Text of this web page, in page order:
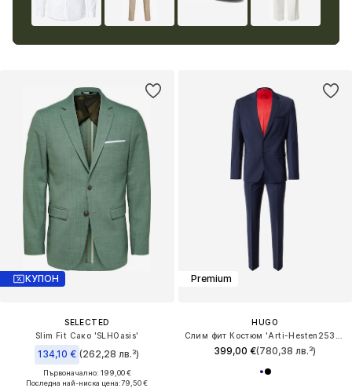
КУПОН
SELECTED
Slim Fit Сако 'SLHOasis'
134,10 € (262,28 лв.³)
Първоначално: 199,00 €
Последна най-ниска цена:79,50 €
Premium
HUGO
399,00 €(780,38 лв.³)